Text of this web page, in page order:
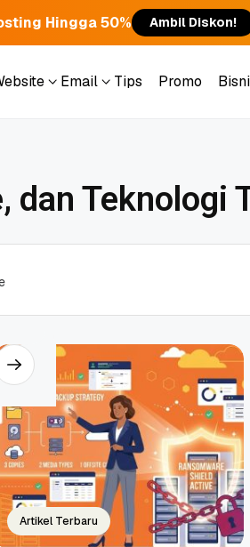
Hingga 50% Ambil Diskon!
Email
Tips
Promo
Teknologi
Artikel Terbaru